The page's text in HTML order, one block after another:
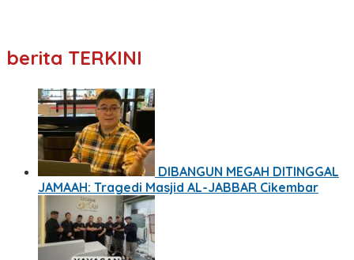
berita TERKINI
DIBANGUN MEGAH DITINGGAL
JAMAAH: Tragedi Masjid AL-JABBAR Cikembar